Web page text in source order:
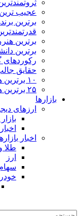
عجیب
برترین
برترین
برترین
رکوردهای
حقایق
۱۰ برترین ها
۲۵ برترین ها
بازارها
ارزهای
اخبار
طلا
ارز